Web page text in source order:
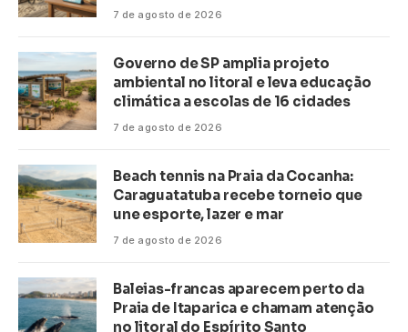
turismo no litoral
7 de agosto de 2026
Governo de SP amplia projeto
ambiental no litoral e leva educação
climática a escolas de 16 cidades
7 de agosto de 2026
Beach tennis na Praia da Cocanha:
Caraguatatuba recebe torneio que
une esporte, lazer e mar
7 de agosto de 2026
Baleias-francas aparecem perto da
Praia de Itaparica e chamam atenção
no litoral do Espírito Santo